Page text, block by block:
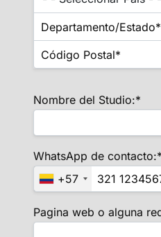
Nombre del Studio:*
WhatsApp de contacto:*
+57
Pagina web o alguna